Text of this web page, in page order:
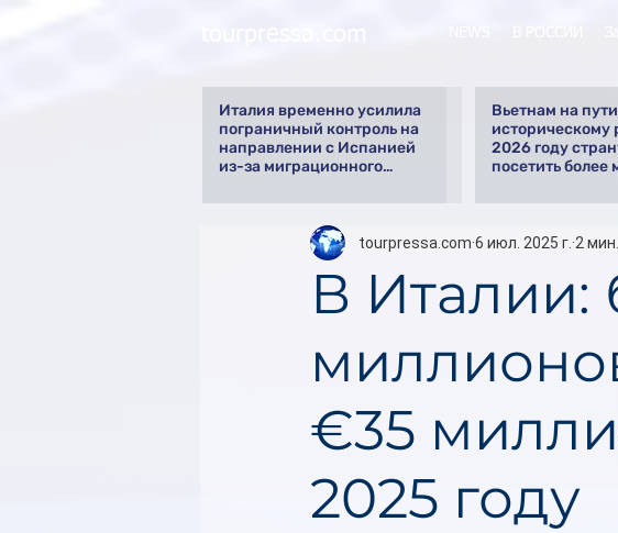
Италия временно усилила
пограничный контроль на
направлении с Испанией
из-за миграционного
Вьетнам на
историческому
2026 году
посетить более
В Италии:
€35
2025 году
tourpressa.com 6 июл. 2025 г. 2